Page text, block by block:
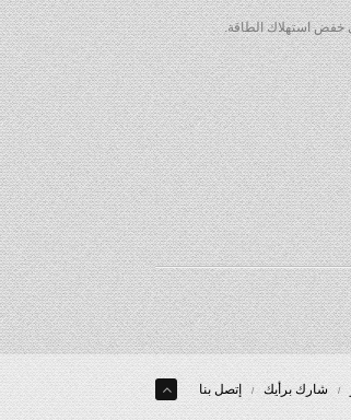
خفض استهلاك الطاقة.
شارك برأيك إتصل بنا